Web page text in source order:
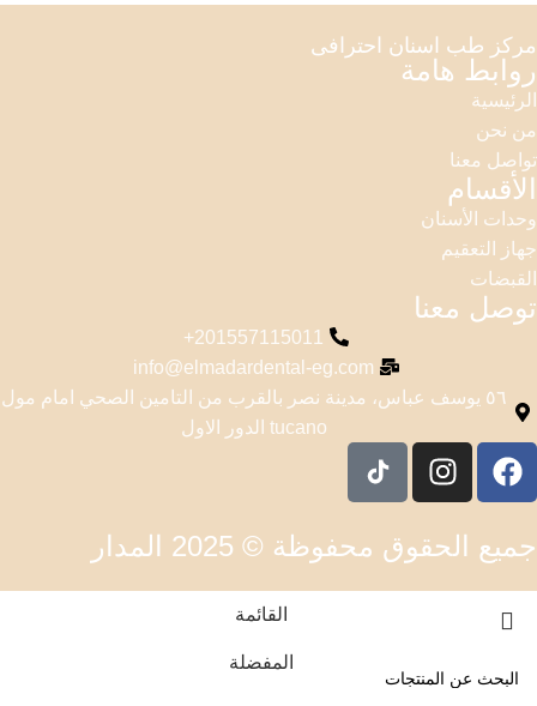
مركز طب اسنان احترافى
روابط هامة
الرئيسية
من نحن
تواصل معنا
الأقسام
وحدات الأسنان
جهاز التعقيم
القبضات
توصل معنا
201557115011+
info@elmadardental-eg.com
٥٦ يوسف عباس، مدينة نصر بالقرب من التامين الصحي امام مول
tucano الدور الاول
جميع الحقوق محفوظة © 2025 المدار
القائمة
المفضلة